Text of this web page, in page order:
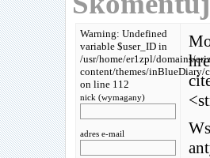
Warning: Undefined
variable $user_ID in
/usr/home/er1zpl/domains/
content/themes/inBlueDiary/
on line 112
nick (wymagany)
adres e-mail